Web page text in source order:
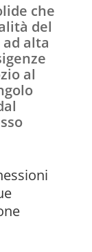
che
del
alta
al